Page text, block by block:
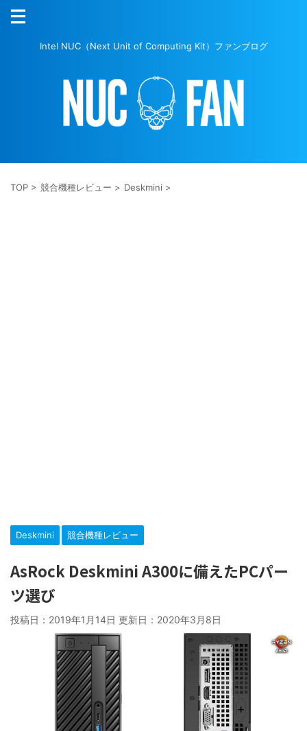
Intel NUC（Next Unit of Computing Kit）ファンブログ
TOP > 競合機種レビュー > Deskmini >
Deskmini 競合機種レビュー
AsRock Deskmini A300に備えたPCパー
ツ選び
投稿日：2019年1月14日 更新日： 2020年3月8日